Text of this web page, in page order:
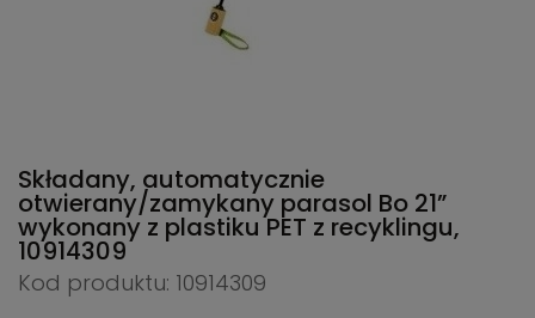
Składany, automatycznie
otwierany/zamykany parasol Bo 21”
wykonany z plastiku PET z recyklingu,
10914309
Kod produktu: 10914309